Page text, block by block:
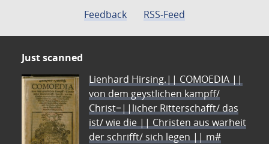
Feedback
RSS-Feed
Just scanned
Lienhard Hirsing.|| COMOEDIA ||
von dem geystlichen kampff/
Christ=||licher Ritterschafft/ das
ist/ wie die || Christen aus warheit
der schrifft/ sich legen || m#